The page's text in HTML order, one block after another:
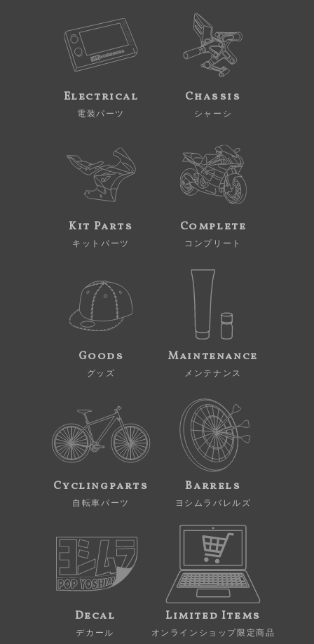
Electrical
電装パーツ
Chassis
シャーシ
Kit Parts
キットパーツ
Complete
コンプリート
Goods
グッズ
Maintenance
メンテナンス
Cyclingparts
自転車パーツ
Barrels
ヨシムラバレルズ
Decal
デカール
Limited Items
オンラインショップ限定商品